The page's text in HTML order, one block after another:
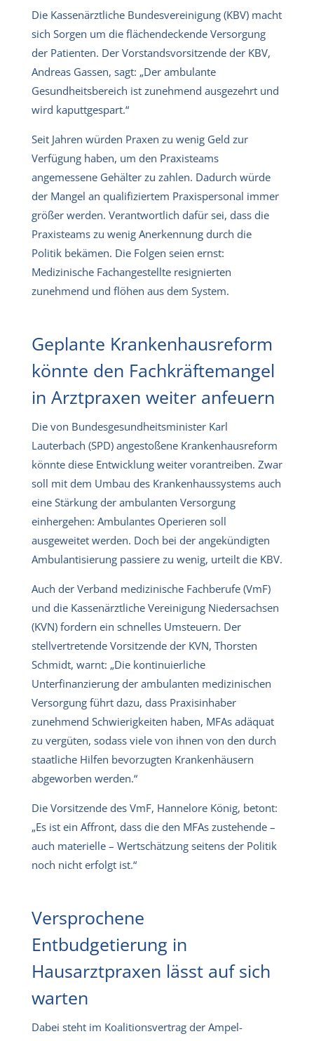
Die Kassenärztliche Bundesvereinigung (KBV) macht
sich Sorgen um die flächendeckende Versorgung
der Patienten. Der Vorstandsvorsitzende der KBV,
Andreas Gassen, sagt: „Der ambulante
Gesundheitsbereich ist zunehmend ausgezehrt und
wird kaputtgespart.“
Seit Jahren würden Praxen zu wenig Geld zur
Verfügung haben, um den Praxisteams
angemessene Gehälter zu zahlen. Dadurch würde
der Mangel an qualifiziertem Praxispersonal immer
größer werden. Verantwortlich dafür sei, dass die
Praxisteams zu wenig Anerkennung durch die
Politik bekämen. Die Folgen seien ernst:
Medizinische Fachangestellte resignierten
zunehmend und flöhen aus dem System.
Geplante Krankenhausreform
könnte den Fachkräftemangel
in Arztpraxen weiter anfeuern
Die von Bundesgesundheitsminister Karl
Lauterbach (SPD) angestoßene Krankenhausreform
könnte diese Entwicklung weiter vorantreiben. Zwar
soll mit dem Umbau des Krankenhaussystems auch
eine Stärkung der ambulanten Versorgung
einhergehen: Ambulantes Operieren soll
ausgeweitet werden. Doch bei der angekündigten
Ambulantisierung passiere zu wenig, urteilt die KBV.
Auch der Verband medizinische Fachberufe (VmF)
und die Kassenärztliche Vereinigung Niedersachsen
(KVN) fordern ein schnelles Umsteuern. Der
stellvertretende Vorsitzende der KVN, Thorsten
Schmidt, warnt: „Die kontinuierliche
Unterfinanzierung der ambulanten medizinischen
Versorgung führt dazu, dass Praxisinhaber
zunehmend Schwierigkeiten haben, MFAs adäquat
zu vergüten, sodass viele von ihnen von den durch
staatliche Hilfen bevorzugten Krankenhäusern
abgeworben werden.“
Die Vorsitzende des VmF, Hannelore König, betont:
„Es ist ein Affront, dass die den MFAs zustehende –
auch materielle – Wertschätzung seitens der Politik
noch nicht erfolgt ist.“
Versprochene
Entbudgetierung in
Hausarztpraxen lässt auf sich
warten
Dabei steht im Koalitionsvertrag der Ampel-